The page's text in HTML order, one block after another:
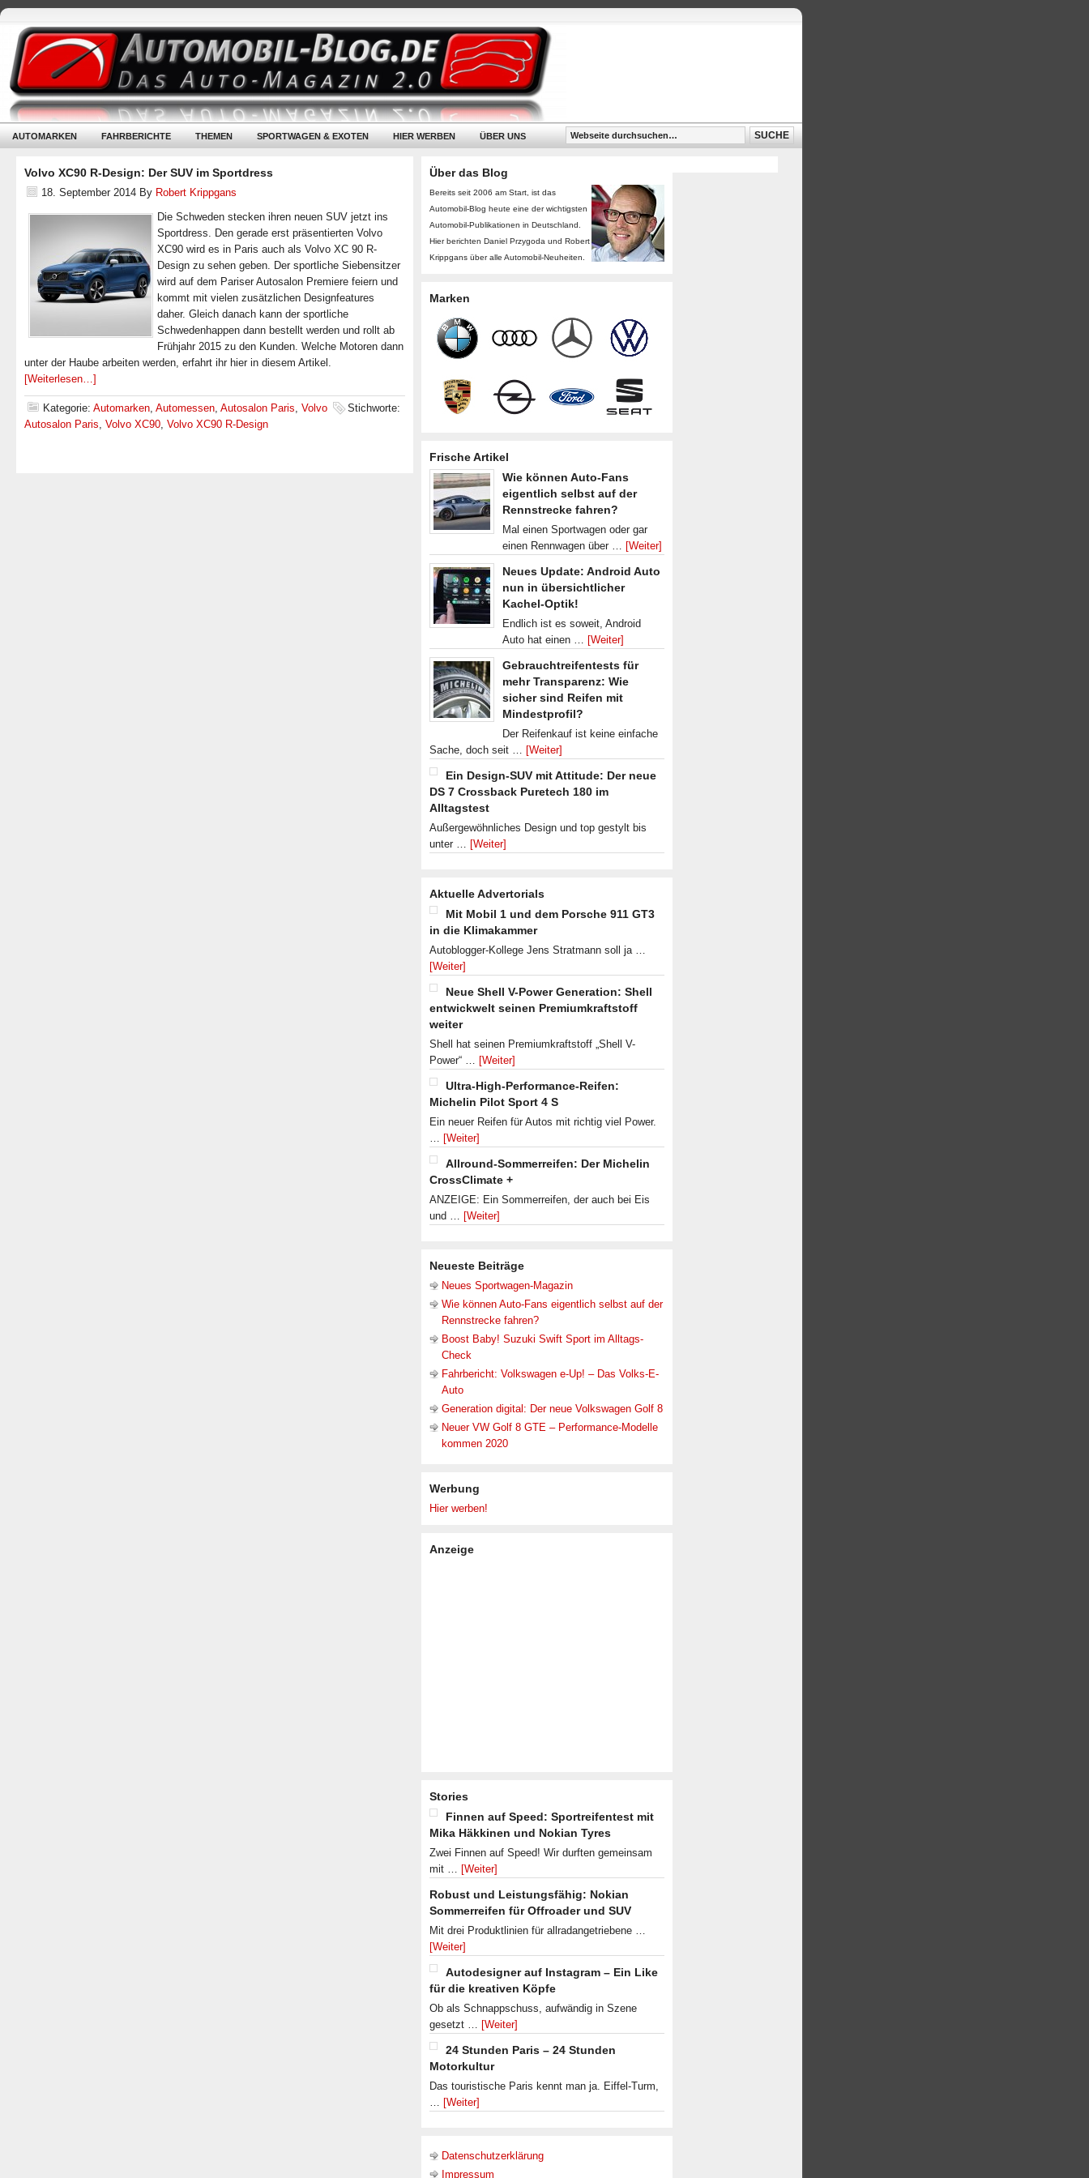
AUTOMARKEN FAHRBERICHTE THEMEN SPORTWAGEN & EXOTEN HIER WERBEN ÜBER UNS
Volvo XC90 R-Design: Der SUV im Sportdress
18. September 2014 By Robert Krippgans
Die Schweden stecken ihren neuen SUV jetzt ins
Sportdress. Den gerade erst präsentierten Volvo
XC90 wird es in Paris auch als Volvo XC 90 R-
Design zu sehen geben. Der sportliche Siebensitzer
wird auf dem Pariser Autosalon Premiere feiern und
kommt mit vielen zusätzlichen Designfeatures
daher. Gleich danach kann der sportliche
Schwedenhappen dann bestellt werden und rollt ab
Frühjahr 2015 zu den Kunden. Welche Motoren dann
unter der Haube arbeiten werden, erfahrt ihr hier in diesem Artikel.
[Weiterlesen…]
Kategorie: Automarken, Automessen, Autosalon Paris, Volvo
Stichworte:
Autosalon Paris, Volvo XC90, Volvo XC90 R-Design
Über das Blog
Bereits seit 2006 am Start, ist das
Automobil-Blog heute eine der wichtigsten
Automobil-Publikationen in Deutschland.
Hier berichten Daniel Przygoda und Robert
Krippgans über alle Automobil-Neuheiten.
Marken
Frische Artikel
Wie können Auto-Fans
eigentlich selbst auf der
Rennstrecke fahren?
Mal einen Sportwagen oder gar
einen Rennwagen über … [Weiter]
Neues Update: Android Auto
nun in übersichtlicher
Kachel-Optik!
Endlich ist es soweit, Android
Auto hat einen … [Weiter]
Gebrauchtreifentests für
mehr Transparenz: Wie
sicher sind Reifen mit
Mindestprofil?
Der Reifenkauf ist keine einfache
Sache, doch seit … [Weiter]
Ein Design-SUV mit Attitude: Der neue
DS 7 Crossback Puretech 180 im
Alltagstest
Außergewöhnliches Design und top gestylt bis
unter … [Weiter]
Aktuelle Advertorials
Mit Mobil 1 und dem Porsche 911 GT3
in die Klimakammer
Autoblogger-Kollege Jens Stratmann soll ja …
[Weiter]
Neue Shell V-Power Generation: Shell
entwickwelt seinen Premiumkraftstoff
weiter
Shell hat seinen Premiumkraftstoff „Shell V-
Power“ … [Weiter]
Ultra-High-Performance-Reifen:
Michelin Pilot Sport 4 S
Ein neuer Reifen für Autos mit richtig viel Power.
… [Weiter]
Allround-Sommerreifen: Der Michelin
CrossClimate +
ANZEIGE: Ein Sommerreifen, der auch bei Eis
und … [Weiter]
Neueste Beiträge
Neues Sportwagen-Magazin
Wie können Auto-Fans eigentlich selbst auf der
Rennstrecke fahren?
Boost Baby! Suzuki Swift Sport im Alltags-
Check
Fahrbericht: Volkswagen e-Up! – Das Volks-E-
Auto
Generation digital: Der neue Volkswagen Golf 8
Neuer VW Golf 8 GTE – Performance-Modelle
kommen 2020
Werbung
Hier werben!
Anzeige
Stories
Finnen auf Speed: Sportreifentest mit
Mika Häkkinen und Nokian Tyres
Zwei Finnen auf Speed! Wir durften gemeinsam
mit … [Weiter]
Robust und Leistungsfähig: Nokian
Sommerreifen für Offroader und SUV
Mit drei Produktlinien für allradangetriebene …
[Weiter]
Autodesigner auf Instagram – Ein Like
für die kreativen Köpfe
Ob als Schnappschuss, aufwändig in Szene
gesetzt … [Weiter]
24 Stunden Paris – 24 Stunden
Motorkultur
Das touristische Paris kennt man ja. Eiffel-Turm,
… [Weiter]
Datenschutzerklärung
Impressum